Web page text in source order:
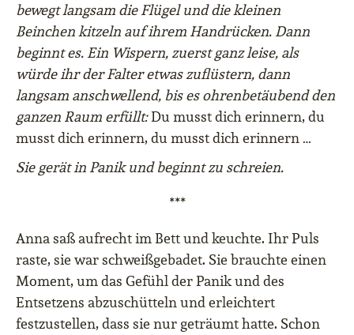
bewegt langsam die Flügel und die kleinen
Beinchen kitzeln auf ihrem Handrücken. Dann
beginnt es. Ein Wispern, zuerst ganz leise, als
würde ihr der Falter etwas zuflüstern, dann
langsam anschwellend, bis es ohrenbetäubend den
ganzen Raum erfüllt:Du musst dich erinnern, du
musst dich erinnern, du musst dich erinnern …
Sie gerät in Panik und beginnt zu schreien.
***
Anna saß aufrecht im Bett und keuchte. Ihr Puls
raste, sie war schweißgebadet. Sie brauchte einen
Moment, um das Gefühl der Panik und des
Entsetzens abzuschütteln und erleichtert
festzustellen, dass sie nur geträumt hatte. Schon